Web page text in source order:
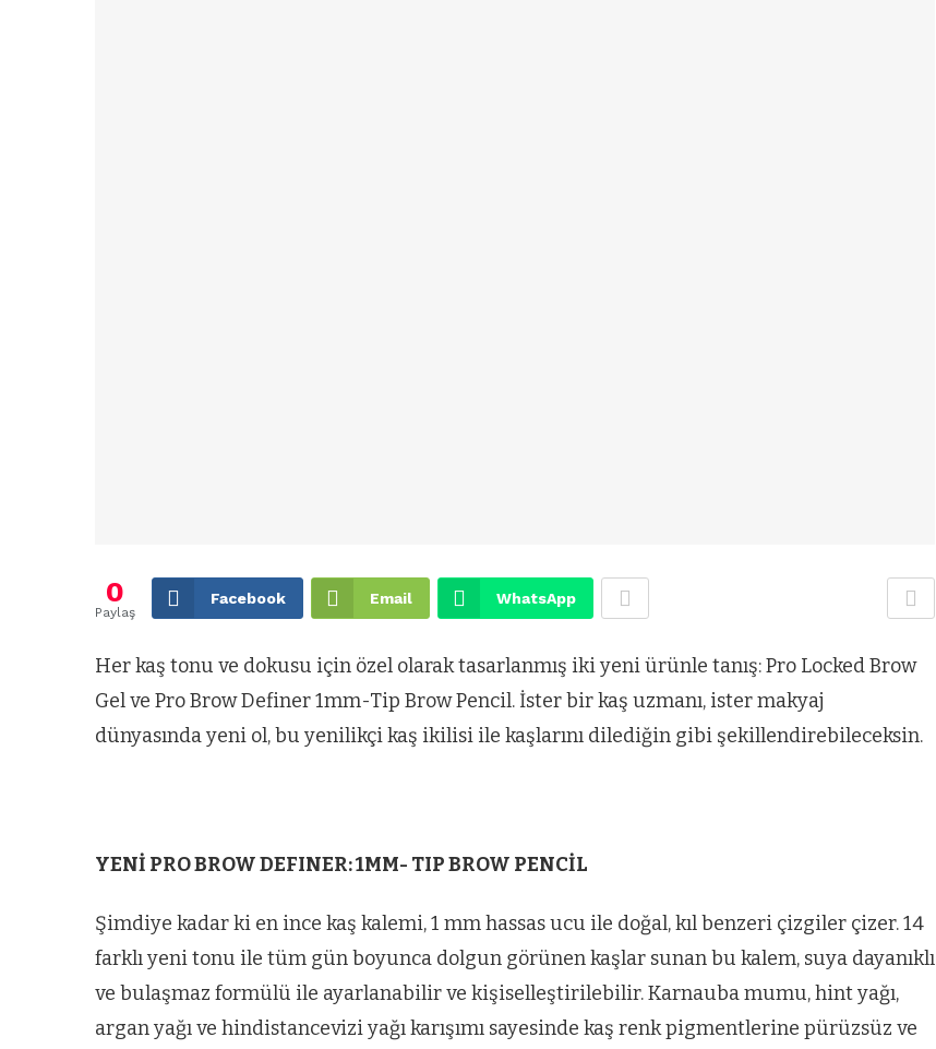
0
Paylaş
Facebook Email WhatsApp
Her kaş tonu ve dokusu için özel olarak tasarlanmış iki yeni ürünle tanış: Pro Locked Brow
Gel ve Pro Brow Definer 1mm-Tip Brow Pencil. İster bir kaş uzmanı, ister makyaj
dünyasında yeni ol, bu yenilikçi kaş ikilisi ile kaşlarını dilediğin gibi şekillendirebileceksin.
YENİ PRO BROW DEFINER: 1MM- TIP BROW PENCİL
Şimdiye kadar ki en ince kaş kalemi, 1 mm hassas ucu ile doğal, kıl benzeri çizgiler çizer. 14
farklı yeni tonu ile tüm gün boyunca dolgun görünen kaşlar sunan bu kalem, suya dayanıklı
ve bulaşmaz formülü ile ayarlanabilir ve kişiselleştirilebilir. Karnauba mumu, hint yağı,
argan yağı ve hindistancevizi yağı karışımı sayesinde kaş renk pigmentlerine pürüzsüz ve